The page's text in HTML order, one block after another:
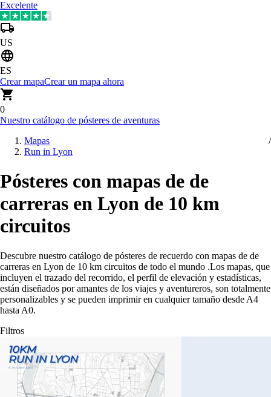
Excelente
US
ES
Crear mapaCrear un mapa ahora
0
Nuestro catálogo de pósteres de aventuras
Mapas
Run in Lyon
Pósteres con mapas de de
carreras en Lyon de 10 km
circuitos
Descubre nuestro catálogo de pósteres de recuerdo con mapas de de
carreras en Lyon de 10 km circuitos de todo el mundo .Los mapas, que
incluyen el trazado del recorrido, el perfil de elevación y estadísticas,
están diseñados por amantes de los viajes y aventureros, son totalmente
personalizables y se pueden imprimir en cualquier tamaño desde A4
hasta A0.
Filtros